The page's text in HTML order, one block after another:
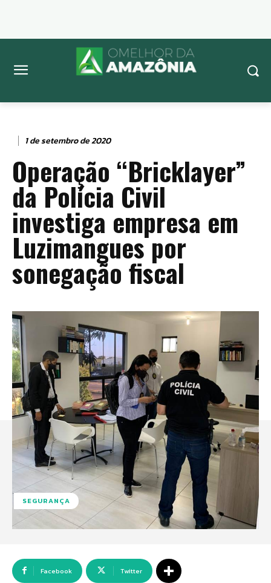
1 de setembro de 2020
Operação “Bricklayer”
da Polícia Civil
investiga empresa em
Luzimangues por
sonegação fiscal
SEGURANÇA
Facebook Twitter